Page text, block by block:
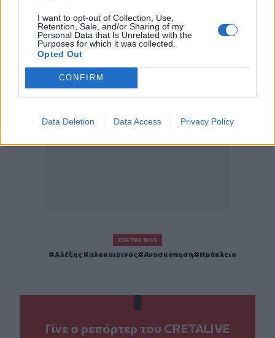
I want to opt-out of Collection, Use,
Retention, Sale, and/or Sharing of my
Personal Data that Is Unrelated with the
Purposes for which it was collected.
Opted Out
CONFIRM
Data Deletion Data Access Privacy Policy
Κάντε εγγραφή στο κανάλι μας στο
ΣΧΕΤΙΚΆ TAGS
Αλέξης Καλοκαιρινός Ανασκόπηση Ηράκλειο
Γίνε ο ρεπόρτερ του CRETALIVE